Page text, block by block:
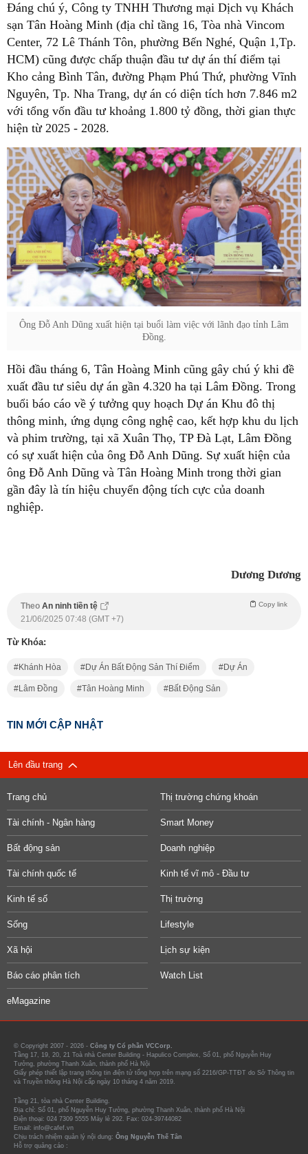
Đáng chú ý, Công ty TNHH Thương mại Dịch vụ Khách
sạn Tân Hoàng Minh (địa chỉ tầng 16, Tòa nhà Vincom
Center, 72 Lê Thánh Tôn, phường Bến Nghé, Quận 1,Tp.
HCM) cũng được chấp thuận đầu tư dự án thí điểm tại
Kho cảng Bình Tân, đường Phạm Phú Thứ, phường Vĩnh
Nguyên, Tp. Nha Trang, dự án có diện tích hơn 7.846 m2
với tổng vốn đầu tư khoảng 1.800 tỷ đồng, thời gian thực
hiện từ 2025 - 2028.
Ông Đỗ Anh Dũng xuất hiện tại buổi làm việc với lãnh đạo tỉnh Lâm
Đồng.
Hồi đầu tháng 6, Tân Hoàng Minh cũng gây chú ý khi đề
xuất đầu tư siêu dự án gần 4.320 ha tại Lâm Đồng. Trong
buổi báo cáo về ý tưởng quy hoạch Dự án Khu đô thị
thông minh, ứng dụng công nghệ cao, kết hợp khu du lịch
và phim trường, tại xã Xuân Thọ, TP Đà Lạt, Lâm Đồng
có sự xuất hiện của ông Đỗ Anh Dũng. Sự xuất hiện của
ông Đỗ Anh Dũng và Tân Hoàng Minh trong thời gian
gần đây là tín hiệu chuyển động tích cực của doanh
nghiệp.
Dương Dương
Theo An ninh tiền tệ Copy link
21/06/2025 07:48 (GMT +7)
Từ Khóa:
Khánh Hòa Dự Án Bất Động Sản Thí Điểm Dự Án
Lâm Đồng Tân Hoàng Minh Bất Động Sản
TIN MỚI CẬP NHẬT
Lên đầu trang
Trang chủ Thị trường chứng khoán
Tài chính - Ngân hàng Smart Money
Bất động sản Doanh nghiệp
Tài chính quốc tế Kinh tế vĩ mô - Đầu tư
Kinh tế số Thị trường
Sống Lifestyle
Xã hội Lịch sự kiện
Báo cáo phân tích Watch List
eMagazine
© Copyright 2007 - 2026 - Công ty Cổ phần VCCorp.
Tầng 17, 19, 20, 21 Toà nhà Center Building - Hapulico Complex, Số 01, phố Nguyễn Huy
Tưởng, phường Thanh Xuân, thành phố Hà Nội
Giấy phép thiết lập trang thông tin điện tử tổng hợp trên mạng số 2216/GP-TTĐT do Sở Thông tin
và Truyền thông Hà Nội cấp ngày 10 tháng 4 năm 2019.
Tầng 21, tòa nhà Center Building.
Địa chỉ: Số 01, phố Nguyễn Huy Tưởng, phường Thanh Xuân, thành phố Hà Nội
Điện thoại: 024 7309 5555 Máy lẻ 292. Fax: 024-39744082
Email: info@cafef.vn
Chịu trách nhiệm quản lý nội dung: Ông Nguyễn Thế Tân
Hỗ trợ quảng cáo :